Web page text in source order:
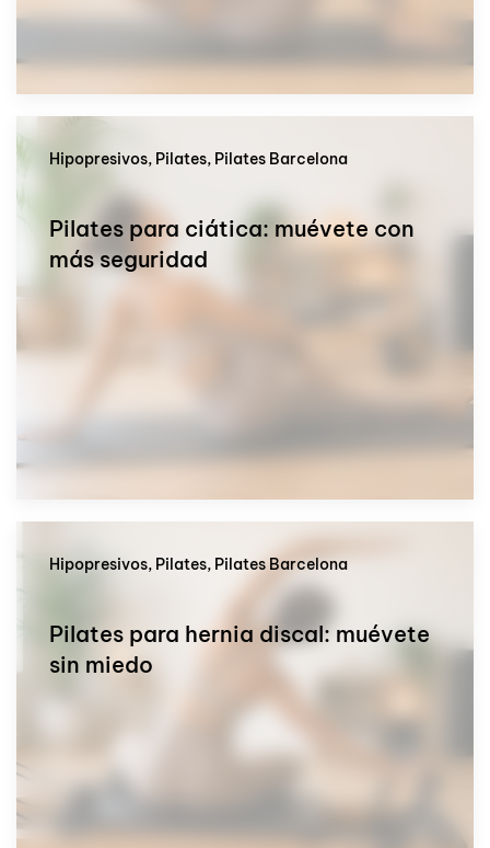
Hipopresivos, Pilates, Pilates Barcelona
Pilates para ciática: muévete con
más seguridad
Hipopresivos, Pilates, Pilates Barcelona
Pilates para hernia discal: muévete
sin miedo